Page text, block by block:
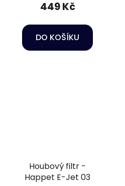
449 Kč
DO KOŠÍKU
Houbový filtr -
Happet E-Jet 03